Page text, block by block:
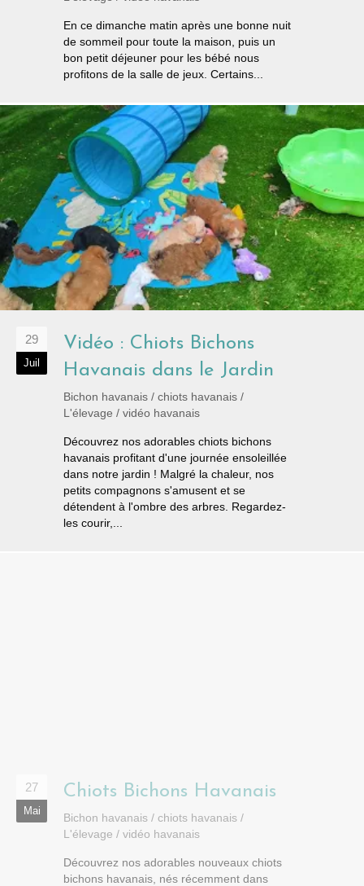
En ce dimanche matin après une bonne nuit
de sommeil pour toute la maison, puis un
bon petit déjeuner pour les bébé nous
profitons de la salle de jeux. Certains...
29
Juil
Vidéo : Chiots Bichons
Havanais dans le Jardin
Bichon havanais / chiots havanais /
L'élevage / vidéo havanais
Découvrez nos adorables chiots bichons
havanais profitant d'une journée ensoleillée
dans notre jardin ! Malgré la chaleur, nos
petits compagnons s'amusent et se
détendent à l'ombre des arbres. Regardez-
les courir,...
27
Mai
Chiots Bichons Havanais
Bichon havanais / chiots havanais /
L'élevage / vidéo havanais
Découvrez nos adorables nouveaux chiots
bichons havanais, nés récemment dans